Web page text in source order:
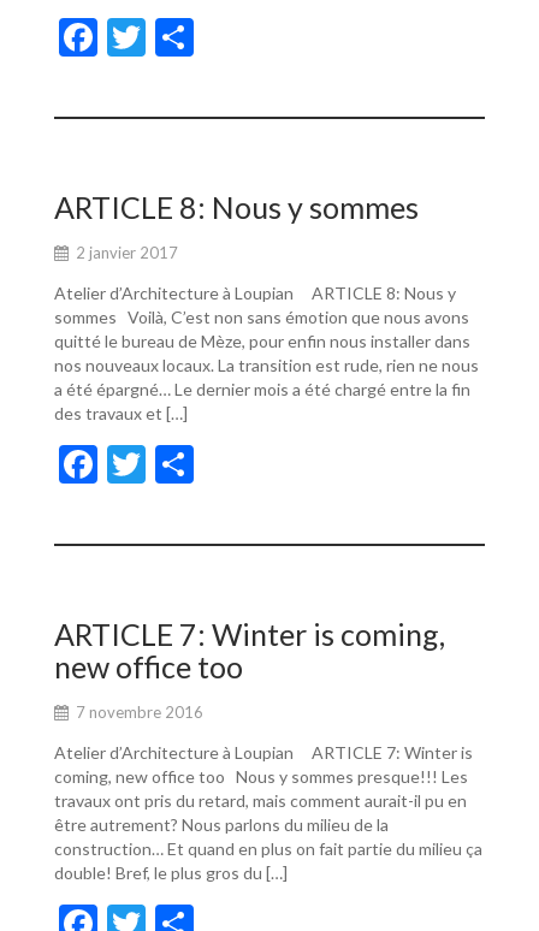
F
e
o
o
k
T
itt ta
er
ARTICLE 8: Nous y sommes
2 janvier 2017
Atelier d’Architecture à Loupian ARTICLE 8: Nous y
sommes Voilà, C’est non sans émotion que nous avons
quitté le bureau de Mèze, pour enfin nous installer dans
nos nouveaux locaux. La transition est rude, rien ne nous
a été épargné… Le dernier mois a été chargé entre la fin
des travaux et […]
F
e
o
o
k
T
itt ta
er
ARTICLE 7: Winter is coming,
new office too
7 novembre 2016
Atelier d’Architecture à Loupian ARTICLE 7: Winter is
coming, new office too Nous y sommes presque!!! Les
travaux ont pris du retard, mais comment aurait-il pu en
être autrement? Nous parlons du milieu de la
construction… Et quand en plus on fait partie du milieu ça
double! Bref, le plus gros du […]